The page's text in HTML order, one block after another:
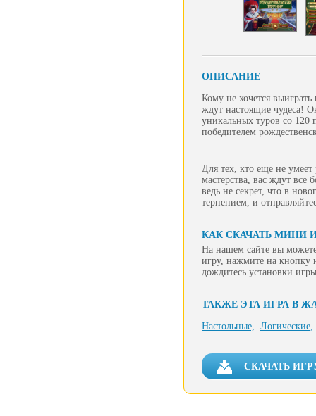
ОПИСАНИЕ
Кому не хочется
ждут настоящие чудеса!
уникальных туров со
победителем
Для тех, кто еще не
мастерства, вас ждут все
ведь не секрет, что в
терпением, и
КАК СКАЧАТЬ МИНИ
На нашем сайте вы
игру, нажмите на кнопку
дождитесь установки
ТАКЖЕ ЭТА ИГРА В
Настольные, Логические,
СКАЧАТЬ